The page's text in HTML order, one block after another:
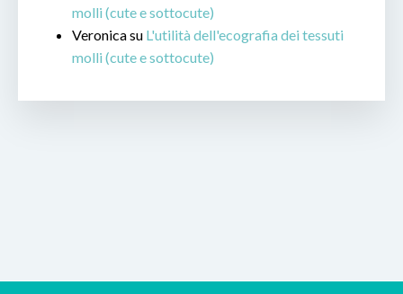
molli (cute e sottocute)
Veronicasu L'utilità dell'ecografia dei tessuti
molli (cute e sottocute)